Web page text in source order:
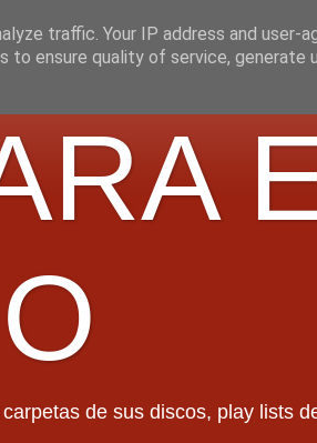
de sus discos, play lists
traffic. Your IP address and user-
to ensure quality of service, generate